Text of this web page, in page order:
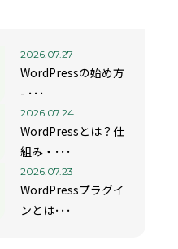
2026.07.27
WordPressの始め方
- ･･･
2026.07.24
WordPressとは？仕
組み・･･･
2026.07.23
WordPressプラグイ
ンとは･･･